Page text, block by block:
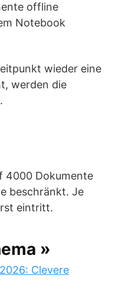
offline
Notebook
wieder eine
werden die
4000 Dokumente
beschränkt. Je
eintritt.
»
Clevere